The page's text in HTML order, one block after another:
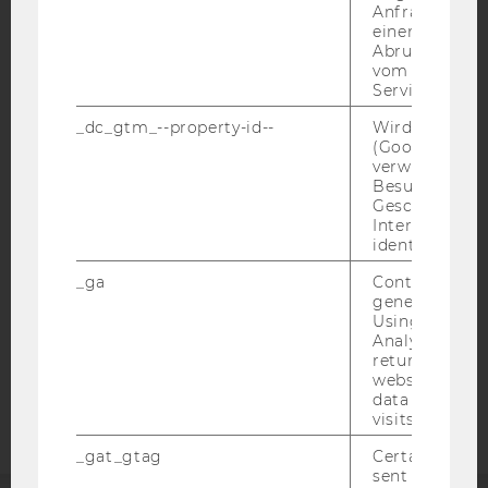
IMPRESSUM
BARRIEREFREIHEITSERKLÄRUNG WEBSEITE
DATENSCHUTZERKLÄRUNG SOCIAL MEDIA
Barrierefreiheitserklärung
Anfrage im
einen Fehler
Abrufen
vom AMP
Service an.
_dc_gtm_--property-id--
Wird von
(Google Tag
verwendet,
Besucher
Geschlecht
Interessen zu
identifizieren.
_ga
Contains a
generated
Using this
Analytics can
returning
website and
data from
visits.
_gat_gtag
Certain data
sent to